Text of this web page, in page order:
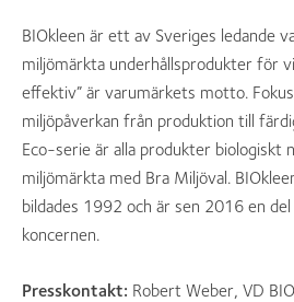
BIOkleen är ett av Sveriges ledande
miljömärkta underhållsprodukter för
effektiv” är varumärkets motto.
miljöpåverkan från produktion till
Eco-serie är alla produkter biologiskt
miljömärkta med Bra Miljöval.
bildades 1992 och är sen 2016 en
koncernen.
Presskontakt: Robert Weber, VD